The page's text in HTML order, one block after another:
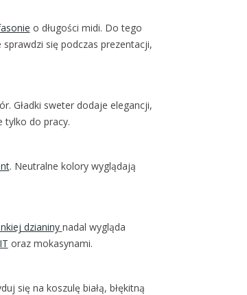
o długości midi. Do tego
się podczas prezentacji,
Gładki sweter dodaje elegancji,
tylko do pracy.
. Neutralne kolory wyglądają
dzianiny nadal wygląda
oraz mokasynami.
się na koszulę białą, błękitną